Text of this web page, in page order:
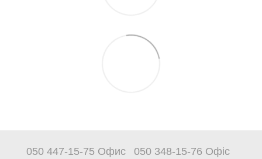
050 447-15-75 Офис 050 348-15-76 Офіс